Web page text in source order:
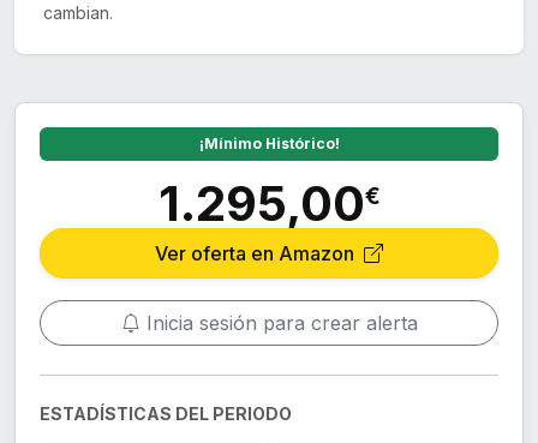
cambian.
¡Mínimo Histórico!
1.295,00€
Ver oferta en Amazon
Inicia sesión para crear alerta
ESTADÍSTICAS DEL PERIODO